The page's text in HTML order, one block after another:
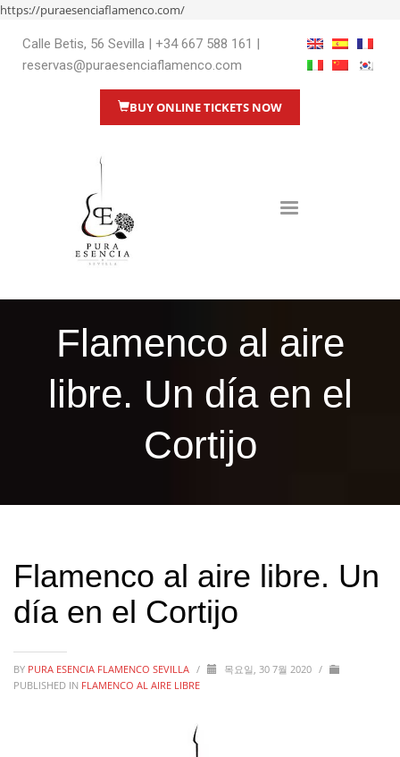
https://puraesenciaflamenco.com/
Calle Betis, 56 Sevilla | +34 667 588 161 |
reservas@puraesenciaflamenco.com
BUY ONLINE TICKETS NOW
Flamenco al aire
libre. Un día en el
Cortijo
Flamenco al aire libre. Un
día en el Cortijo
BY PURA ESENCIA FLAMENCO SEVILLA / 목요일, 30 7월 2020 /
PUBLISHED IN FLAMENCO AL AIRE LIBRE